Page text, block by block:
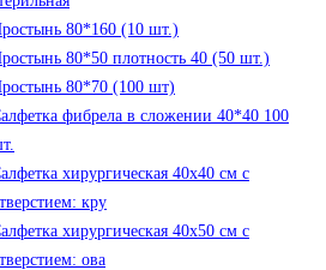
80*160 (10 шт.)
80*50 плотность 40 (50 шт.)
80*70 (100 шт)
фибрела в сложении 40*40 100
хирургическая 40х40 см с
кру
хирургическая 40х50 см с
ова